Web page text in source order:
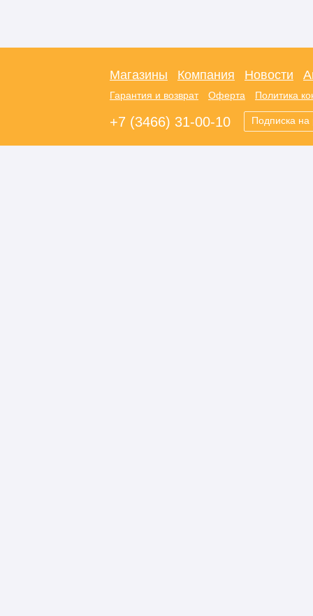
Магазины Компания Новости
Гарантия и возврат Оферта Политика
+7 (3466) 31-00-10 Подписка на